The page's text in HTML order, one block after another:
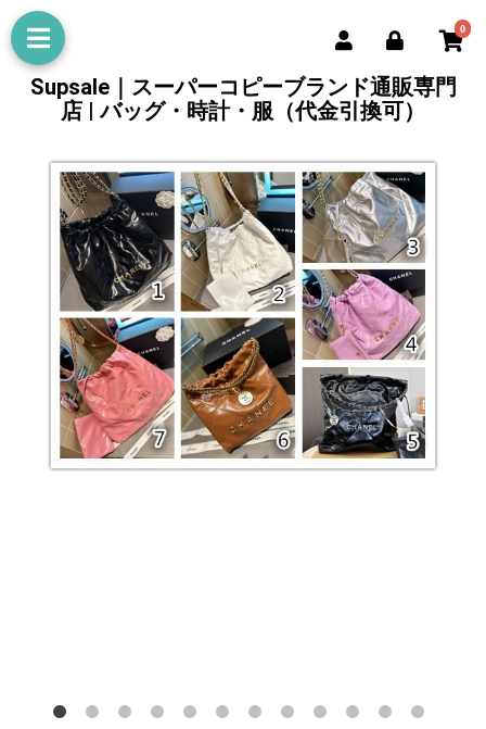
0
Supsale｜スーパーコピーブランド通販専門
店 | バッグ・時計・服（代金引換可）